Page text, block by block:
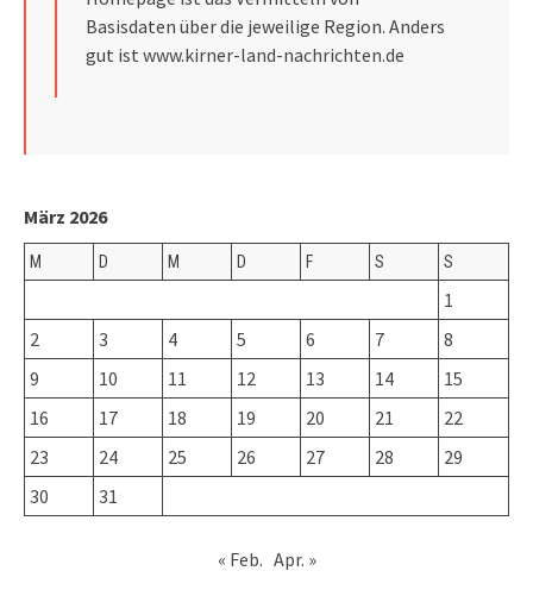
Basisdaten über die jeweilige Region. Anders
gut ist www.kirner-land-nachrichten.de
März 2026
M D M D F S S
1
2
3 4 5 6 7
8
9
10 11 12 13 14
15
16
17 18 19 20 21
22
23
24 25 26 27 28
29
30
31
« Feb. Apr. »